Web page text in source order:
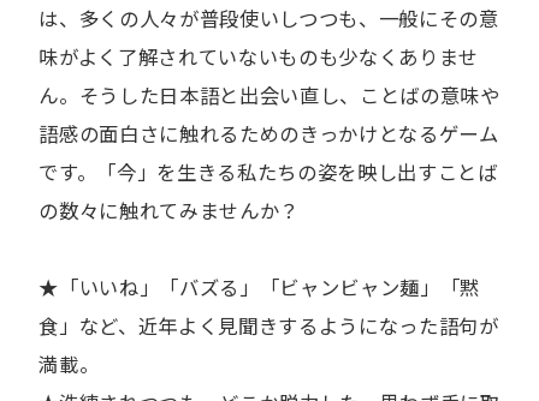
は、多くの人々が普段使いしつつも、一般にその意
味がよく了解されていないものも少なくありませ
ん。そうした日本語と出会い直し、ことばの意味や
語感の面白さに触れるためのきっかけとなるゲーム
です。「今」を生きる私たちの姿を映し出すことば
の数々に触れてみませんか？
★「いいね」「バズる」「ビャンビャン麺」「黙
食」など、近年よく見聞きするようになった語句が
満載。